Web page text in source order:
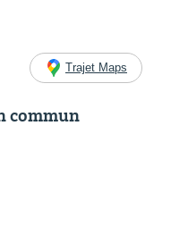
Trajet Maps
commun